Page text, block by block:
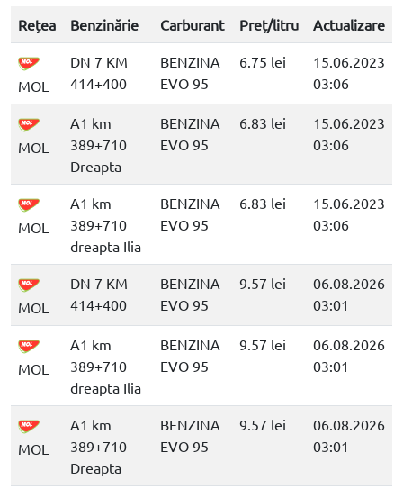
Rețea Benzinărie Carburant Preț/litru Actualizare
MOL
DN 7 KM
414+400
BENZINA
EVO 95
6.75 lei
15.06.2023
03:06
MOL
A1 km
389+710
Dreapta
BENZINA
EVO 95
6.83 lei
15.06.2023
03:06
MOL
A1 km
389+710
dreapta Ilia
BENZINA
EVO 95
6.83 lei
15.06.2023
03:06
MOL
DN 7 KM
414+400
BENZINA
EVO 95
9.57 lei
06.08.2026
03:01
MOL
A1 km
389+710
dreapta Ilia
BENZINA
EVO 95
9.57 lei
06.08.2026
03:01
MOL
A1 km
389+710
Dreapta
BENZINA
EVO 95
9.57 lei
06.08.2026
03:01